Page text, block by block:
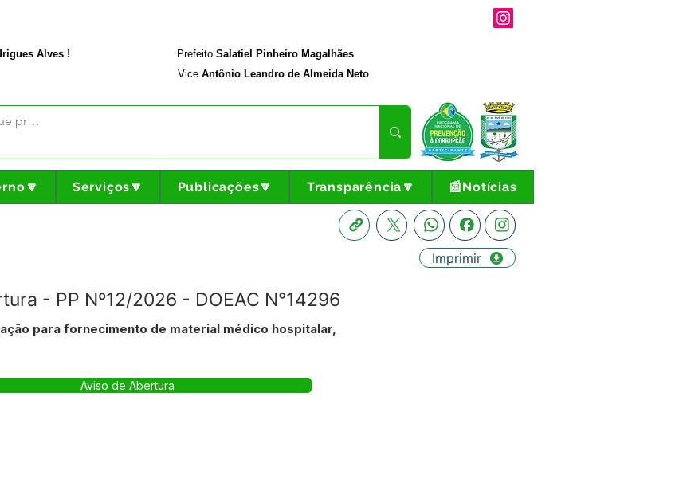
Alves ! Prefeito Salatiel Pinheiro Magalhães
Vice Antônio Leandro de Almeida Neto
Serviços🔽 Publicações🔽 Transparência🔽 📰Notícias
- PP Nº12/2026 - DOEAC N°14296
Imprimir
para fornecimento de material médico hospitalar,
Aviso de Abertura